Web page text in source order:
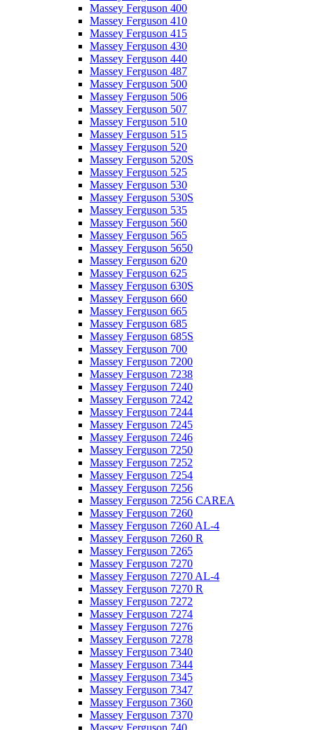
Massey Ferguson 400
Massey Ferguson 410
Massey Ferguson 415
Massey Ferguson 430
Massey Ferguson 440
Massey Ferguson 487
Massey Ferguson 500
Massey Ferguson 506
Massey Ferguson 507
Massey Ferguson 510
Massey Ferguson 515
Massey Ferguson 520
Massey Ferguson 520S
Massey Ferguson 525
Massey Ferguson 530
Massey Ferguson 530S
Massey Ferguson 535
Massey Ferguson 560
Massey Ferguson 565
Massey Ferguson 5650
Massey Ferguson 620
Massey Ferguson 625
Massey Ferguson 630S
Massey Ferguson 660
Massey Ferguson 665
Massey Ferguson 685
Massey Ferguson 685S
Massey Ferguson 700
Massey Ferguson 7200
Massey Ferguson 7238
Massey Ferguson 7240
Massey Ferguson 7242
Massey Ferguson 7244
Massey Ferguson 7245
Massey Ferguson 7246
Massey Ferguson 7250
Massey Ferguson 7252
Massey Ferguson 7254
Massey Ferguson 7256
Massey Ferguson 7256 CAREA
Massey Ferguson 7260
Massey Ferguson 7260 AL-4
Massey Ferguson 7260 R
Massey Ferguson 7265
Massey Ferguson 7270
Massey Ferguson 7270 AL-4
Massey Ferguson 7270 R
Massey Ferguson 7272
Massey Ferguson 7274
Massey Ferguson 7276
Massey Ferguson 7278
Massey Ferguson 7340
Massey Ferguson 7344
Massey Ferguson 7345
Massey Ferguson 7347
Massey Ferguson 7360
Massey Ferguson 7370
Massey Ferguson 740